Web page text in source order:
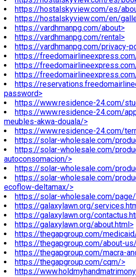
https://hostalskyview.com/es/
https://hostalskyview.com/en/
https://vardhmanpg.com/about>
https://vardhmanpg.com/rental>
https://vardhmanpg.com/privacy-
https://
https://
https://
https://
password>
https://www.residence-24.com/
https://www.residence-24.com/
meubles-akwa-douala/>
https://www.residence-24.com/
https://solar-wholesale.com/
https://solar-wholesale.com/
autoconsomacion/>
https://solar-wholesale.com/
https://solar-wholesale.com/
ecoflow-deltamax/>
https://solar-wholesale.com/
https://galaxylawn.org/
https://galaxylawn.org/
https://galaxylawn.org/about.html>
https://thegapgroup.com/
https://thegapgroup.com/about-
https://thegapgroup.com/macra-
https://thegapgroup.com/cqm/>
https://